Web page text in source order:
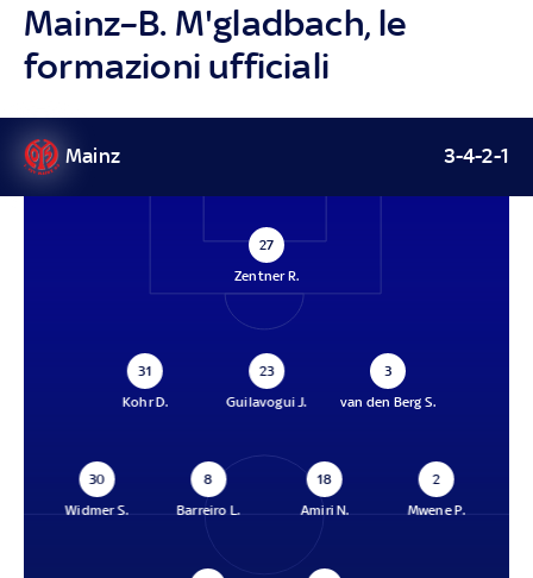
Mainz–B. M'gladbach, le
formazioni ufficiali
Mainz 3-4-2-1
27
Zentner R.
31
Kohr D.
23
Guilavogui J.
3
van den Berg S.
30
Widmer S.
8
Barreiro L.
18
Amiri N.
2
Mwene P.